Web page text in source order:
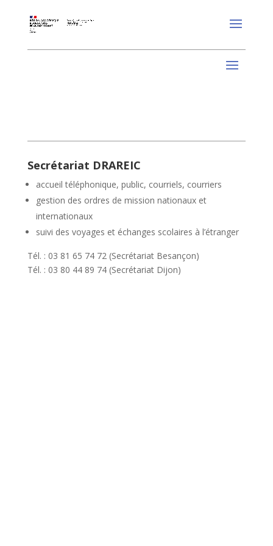
Secrétariat DRAREIC
accueil téléphonique, public, courriels, courriers
gestion des ordres de mission nationaux et
internationaux
suivi des voyages et échanges scolaires à l’étranger
Tél. : 03 81 65 74 72 (Secrétariat Besançon)
Tél. : 03 80 44 89 74 (Secrétariat Dijon)